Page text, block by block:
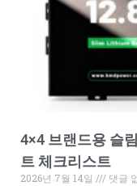
4×4 브랜드용 슬
트 체크리스트
2026년 7월 14일
댓글